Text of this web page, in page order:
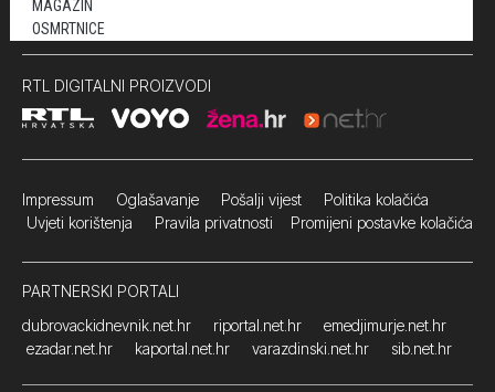
MAGAZIN
OSMRTNICE
RTL DIGITALNI PROIZVODI
Impressum Oglašavanje Pošalji vijest Politika kolačića
Uvjeti korištenja Pravila privatnosti Promijeni postavke kolačića
PARTNERSKI PORTALI
dubrovackidnevnik.net.hr
riportal.net.hr
emedjimurje.net.hr
ezadar.net.hr
kaportal.net.hr varazdinski.net.hr sib.net.hr